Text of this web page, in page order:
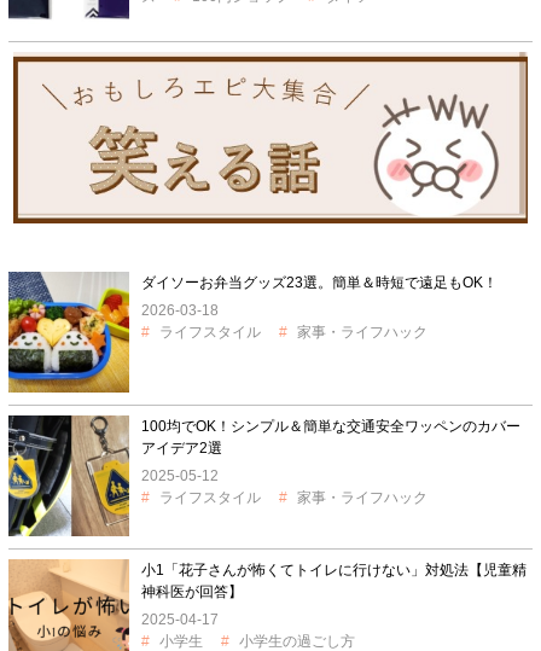
ダイソーお弁当グッズ23選。簡単＆時短で遠足もOK！
2026-03-18
ライフスタイル
家事・ライフハック
100均でOK！シンプル＆簡単な交通安全ワッペンのカバー
アイデア2選
2025-05-12
ライフスタイル
家事・ライフハック
小1「花子さんが怖くてトイレに行けない」対処法【児童精
神科医が回答】
2025-04-17
小学生
小学生の過ごし方